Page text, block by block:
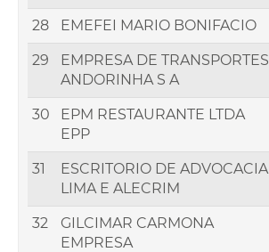
28 EMEFEI MARIO BONIFACIO
29
EMPRESA DE TRANSPORTES
ANDORINHA S A
30
EPM RESTAURANTE LTDA
EPP
31
ESCRITORIO DE ADVOCACIA
LIMA E ALECRIM
32
GILCIMAR CARMONA
EMPRESA